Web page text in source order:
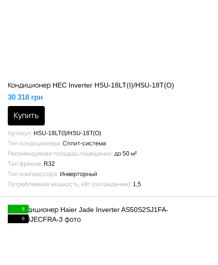
Кондиционер HEC Inverter HSU-18LT(I)/HSU-18T(O)
30 316 грн
Купить
Артикул
HSU-18LT(I)/HSU-18T(O)
Тип кондиционера Сплит-система
Рекомендуемая площадь помещения до 50 м²
Тип фреона
R32
Тип компрессора Инверторный
Потребляемая мощность, кВт (охлаждение) 1,5
6
6